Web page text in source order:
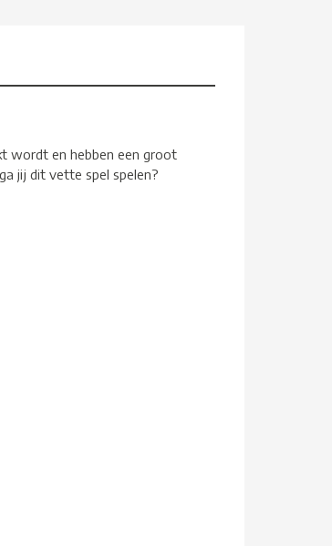
wordt en hebben een groot
jij dit vette spel spelen?